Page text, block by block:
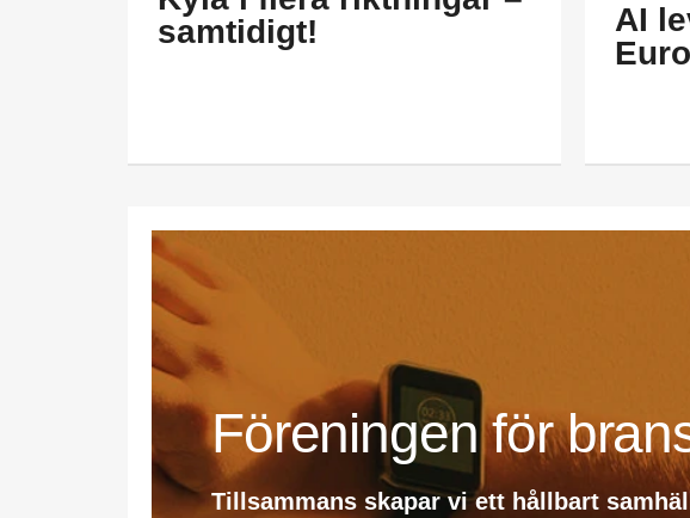
samtidigt!
AI
Föreningen för
Tillsammans skapar vi ett hållbart